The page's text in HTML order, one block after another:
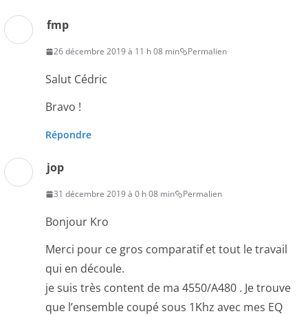
fmp
26 décembre 2019 à 11 h 08 min Permalien
Salut Cédric
Bravo !
Répondre
jop
31 décembre 2019 à 0 h 08 min Permalien
Bonjour Kro
Merci pour ce gros comparatif et tout le travail
qui en découle.
je suis très content de ma 4550/A480 . Je trouve
que l’ensemble coupé sous 1Khz avec mes EQ